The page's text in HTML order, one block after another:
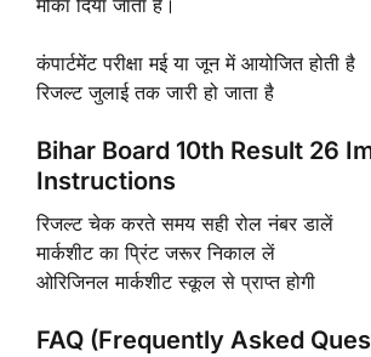
मौका दिया जाता है।
कंपार्टमेंट परीक्षा मई या जून में आयोजित होती है
रिजल्ट जुलाई तक जारी हो जाता है
Bihar Board 10th Result 26
Instructions
रिजल्ट चेक करते समय सही रोल नंबर डालें
मार्कशीट का प्रिंट जरूर निकाल लें
ओरिजिनल मार्कशीट स्कूल से प्राप्त होगी
FAQ (Frequently Asked